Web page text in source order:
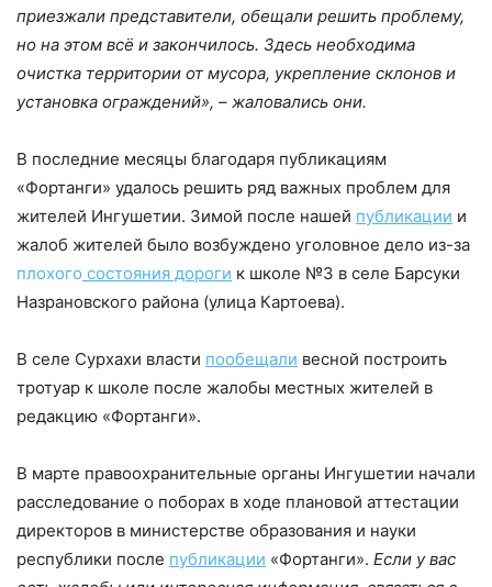
приезжали представители, обещали решить проблему,
но на этом всё и закончилось. Здесь необходима
очистка территории от мусора, укрепление склонов и
установка ограждений», – жаловались они.
В последние месяцы благодаря публикациям
«Фортанги» удалось решить ряд важных проблем для
жителей Ингушетии. Зимой после нашей публикации и
жалоб жителей было возбуждено уголовное дело из-за
плохого состояния дороги к школе №3 в селе Барсуки
Назрановского района (улица Картоева).
В селе Сурхахи власти пообещали весной построить
тротуар к школе после жалобы местных жителей в
редакцию «Фортанги».
В марте правоохранительные органы Ингушетии начали
расследование о поборах в ходе плановой аттестации
директоров в министерстве образования и науки
республики после публикации «Фортанги». Если у вас